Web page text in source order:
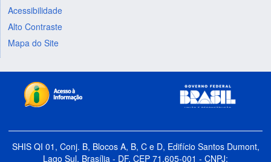
Acessibilidade
Alto Contraste
Mapa do Site
SHIS QI 01, Conj. B, Blocos A, B, C e D, Edifício Santos Dumont,
Lago Sul, Brasília - DF, CEP 71.605-001 - CNPJ: